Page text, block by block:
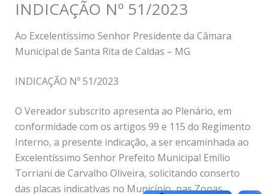
INDICAÇÃO Nº 51/2023
Ao Excelentíssimo Senhor Presidente da Câmara
Municipal de Santa Rita de Caldas – MG
INDICAÇÃO Nº 51/2023
O Vereador subscrito apresenta ao Plenário, em
conformidade com os artigos 99 e 115 do Regimento
Interno, a presente indicação, a ser encaminhada ao
Excelentíssimo Senhor Prefeito Municipal Emílio
Torriani de Carvalho Oliveira, solicitando conserto
das placas indicativas no Município, nas Zonas